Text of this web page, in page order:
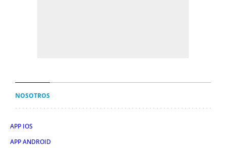
NOSOTROS
APP IOS
APP ANDROID